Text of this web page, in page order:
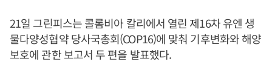
21일 그린피스는 콜롬비아 칼리에서 열린 제16차 유엔 생
물다양성협약 당사국총회(COP16)에 맞춰 기후변화와 해양
보호에 관한 보고서 두 편을 발표했다.